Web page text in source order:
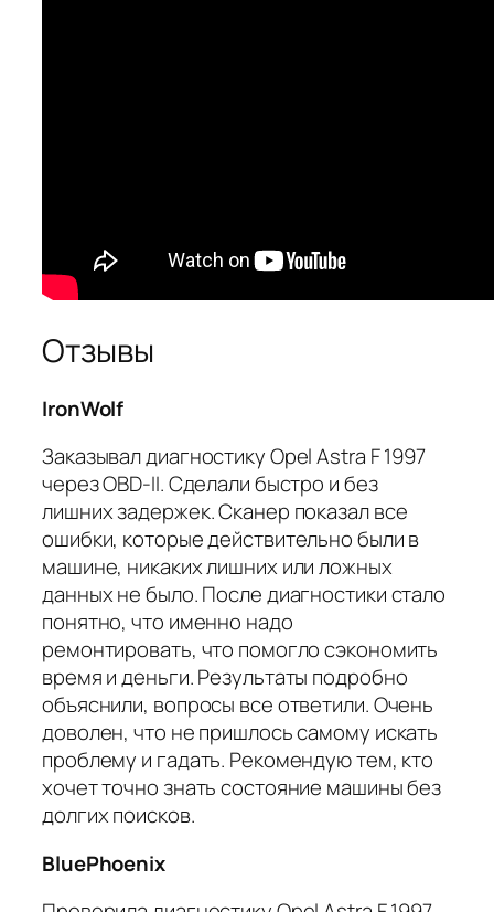
Отзывы
IronWolf
Заказывал диагностику Opel Astra F 1997
через OBD-II. Сделали быстро и без
лишних задержек. Сканер показал все
ошибки, которые действительно были в
машине, никаких лишних или ложных
данных не было. После диагностики стало
понятно, что именно надо
ремонтировать, что помогло сэкономить
время и деньги. Результаты подробно
объяснили, вопросы все ответили. Очень
доволен, что не пришлось самому искать
проблему и гадать. Рекомендую тем, кто
хочет точно знать состояние машины без
долгих поисков.
BluePhoenix